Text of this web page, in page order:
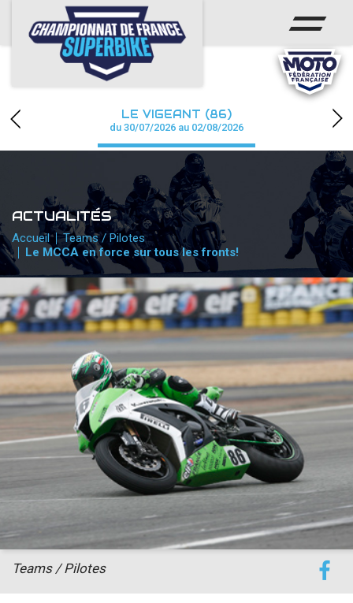
ACCUEIL
CHAMPIONNAT
CALENDRIER
PHOTOS / WEB TV
PARTENAIRES
PRESSE
PRESSE
accéder à la billetterie
LE VIGEANT (86)
du 30/07/2026 au 02/08/2026
ACTUALITÉS
Accueil
Teams / Pilotes
Le MCCA en force sur tous les fronts!
Teams / Pilotes